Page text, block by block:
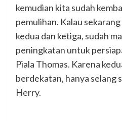
kemudian kita sudah
pemulihan. Kalau
kedua dan ketiga, sudah
peningkatan untuk
Piala Thomas. Karena
berdekatan, hanya selang
Herry.